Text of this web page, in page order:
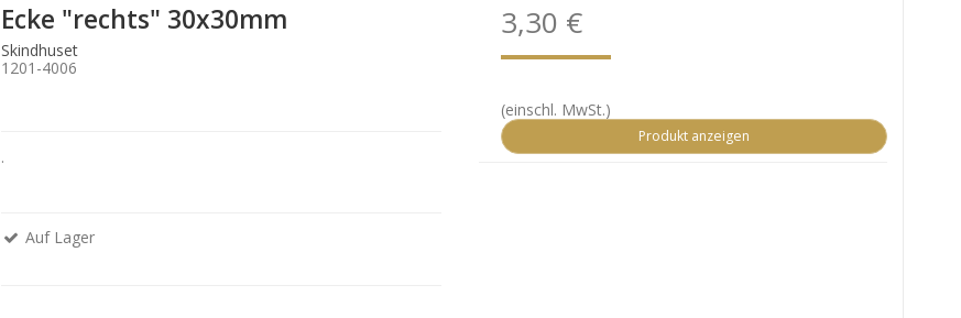
Ecke "rechts" 30x30mm
Skindhuset
1201-4006
.
Auf Lager
3,30 €
(einschl. MwSt.)
Produkt anzeigen